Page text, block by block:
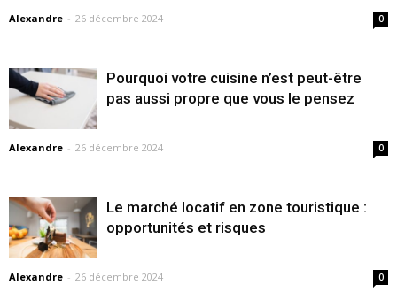
Alexandre - 26 décembre 2024 0
Pourquoi votre cuisine n’est peut-être
pas aussi propre que vous le pensez
Alexandre - 26 décembre 2024 0
Le marché locatif en zone touristique :
opportunités et risques
Alexandre - 26 décembre 2024 0